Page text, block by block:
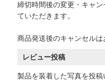
締切時間後の変更・キャ
ていただきます。
商品発送後のキャンセルは
レビュー投稿
製品を装着した写真を投